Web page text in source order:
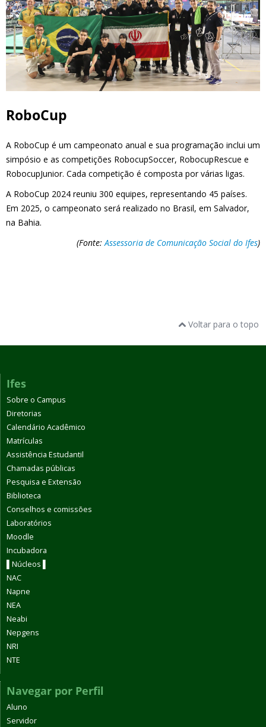
RoboCup
A RoboCup é um campeonato anual e sua programação inclui um
simpósio e as competições RobocupSoccer, RobocupRescue e
RobocupJunior. Cada competição é composta por várias ligas.
A RoboCup 2024 reuniu 300 equipes, representando 45 países.
Em 2025, o campeonato será realizado no Brasil, em Salvador,
na Bahia.
(Fonte:Assessoria de Comunicação Social do Ifes)
Voltar para o topo
Ifes
Sobre o Campus
Diretorias
Calendário Acadêmico
Matrículas
Assistência Estudantil
Chamadas públicas
Pesquisa e Extensão
Biblioteca
Conselhos e comissões
Laboratórios
Moodle
Incubadora
▌Núcleos ▌
NAC
Napne
NEA
Neabi
Nepgens
NRI
NTE
Navegar por Perfil
Aluno
Servidor